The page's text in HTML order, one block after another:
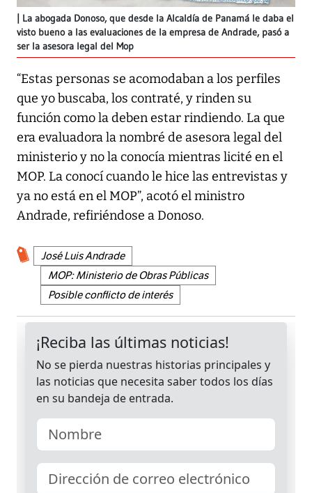
La abogada Donoso, que desde la Alcaldía de Panamá le daba el
visto bueno a las evaluaciones de la empresa de Andrade, pasó a
ser la asesora legal del Mop
“Estas personas se acomodaban a los perfiles
que yo buscaba, los contraté, y rinden su
función como la deben estar rindiendo. La que
era evaluadora la nombré de asesora legal del
ministerio y no la conocía mientras licité en el
MOP. La conocí cuando le hice las entrevistas y
ya no está en el MOP”, acotó el ministro
Andrade, refiriéndose a Donoso.
José Luis Andrade
MOP: Ministerio de Obras Públicas
Posible conflicto de interés